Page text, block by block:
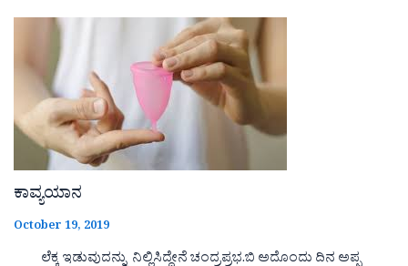
ಕಾವ್ಯಯಾನ
October 19, 2019
ಲೆಕ್ಕ ಇಡುವುದನ್ನು ನಿಲ್ಲಿಸಿದ್ದೇನೆ ಚಂದ್ರಪ್ರಭ.ಬಿ ಅದೊಂದು ದಿನ ಅಪ್ಪ